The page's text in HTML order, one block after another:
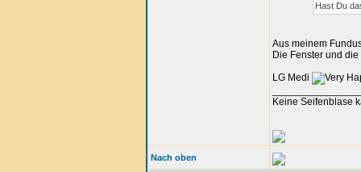
Hast Du
Aus meinem
Die Fenster und
LG Medi
Keine Seifenblase
Nach oben